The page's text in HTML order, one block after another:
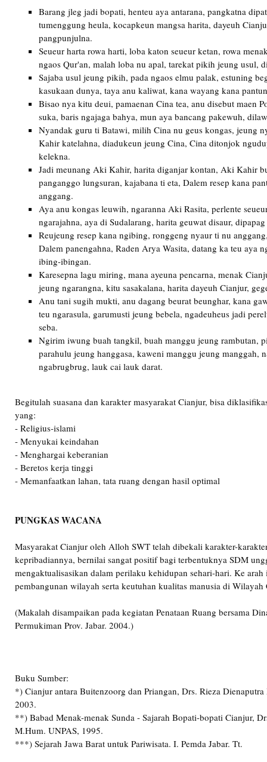
Barang jleg jadi bopati, henteu aya antarana, pangkatna
tumenggung heula, kocapkeun mangsa harita, dayeuh
pangpunjulna.
Seueur harta rowa harti, loba katon seueur ketan, rowa
ngaos Qur'an, malah loba nu apal, tarekat pikih jeung usul,
Sajaba usul jeung pikih, pada ngaos elmu palak, estuning
kasukaan dunya, taya anu kaliwat, kana wayang kana
Bisao nya kitu deui, pamaenan Cina tea, anu disebut maen
suka, baris ngajaga bahya, mun aya bancang pakewuh,
Nyandak guru ti Batawi, milih Cina nu geus kongas, jeung
Kahir katelahna, diadukeun jeung Cina, Cina ditonjok
kelekna.
Jadi meunang Aki Kahir, harita diganjar kontan, Aki Kahir
panganggo lungsuran, kajabana ti eta, Dalem resep kana
anggang.
Aya anu kongas leuwih, ngaranna Aki Rasita, perlente
ngarajahna, aya di Sudalarang, harita geuwat disaur,
Reujeung resep kana ngibing, ronggeng nyaur ti nu
Dalem panengahna, Raden Arya Wasita, datang ka teu aya
ibing-ibingan.
Karesepna lagu miring, mana ayeuna pencarna, menak
jeung ngarangna, kitu sasakalana, harita dayeuh Cianjur,
Anu tani sugih mukti, anu dagang beurat beunghar, kana
teu ngarasula, garumusti jeung bebela, ngadeuheus jadi
seba.
Ngirim iwung buah tangkil, buah manggu jeung rambutan,
parahulu jeung hanggasa, kaweni manggu jeung manggah,
ngabrugbrug, lauk cai lauk darat.
Begitulah suasana dan karakter masyarakat Cianjur, bisa
yang:
- Religius-islami
- Menyukai keindahan
- Menghargai keberanian
- Beretos kerja tinggi
- Memanfaatkan lahan, tata ruang dengan hasil optimal
PUNGKAS WACANA
Masyarakat Cianjur oleh Alloh SWT telah dibekali karakter-
kepribadiannya, bernilai sangat positif bagi terbentuknya SDM
mengaktualisasikan dalam perilaku kehidupan sehari-hari. Ke
pembangunan wilayah serta keutuhan kualitas manusia di
(Makalah disampaikan pada kegiatan Penataan Ruang bersama
Permukiman Prov. Jabar. 2004.)
Buku Sumber:
*) Cianjur antara Buitenzoorg dan Priangan, Drs. Rieza
2003.
**) Babad Menak-menak Sunda - Sajarah Bopati-bopati Cianjur,
M.Hum. UNPAS, 1995.
***) Sejarah Jawa Barat untuk Pariwisata. I. Pemda Jabar. Tt.